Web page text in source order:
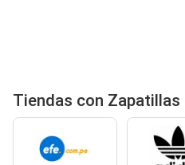
Tiendas con